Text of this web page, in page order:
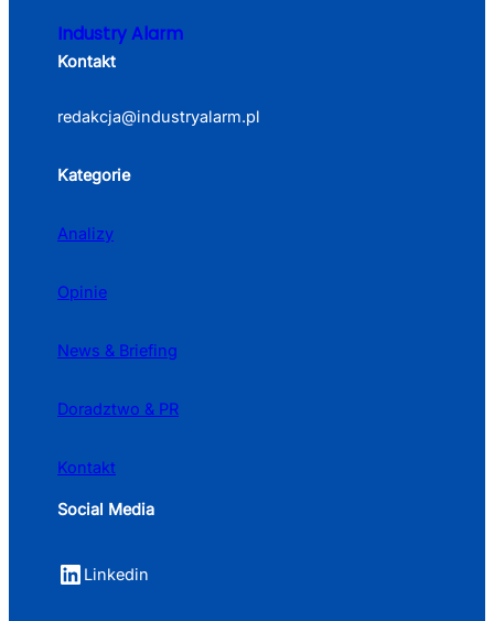
Industry Alarm
Kontakt
redakcja@industryalarm.pl
Kategorie
Analizy
Opinie
News & Briefing
Doradztwo & PR
Kontakt
Social Media
LinkedIn Linkedin